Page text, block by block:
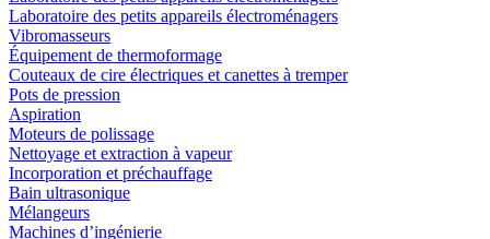
Laboratoire des petits appareils électroménagers
Vibromasseurs
Équipement de thermoformage
Couteaux de cire électriques et canettes à tremper
Pots de pression
Aspiration
Moteurs de polissage
Nettoyage et extraction à vapeur
Incorporation et préchauffage
Bain ultrasonique
Mélangeurs
Machines d’ingénierie